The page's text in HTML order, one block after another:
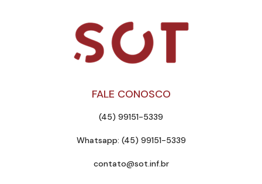
FALE CONOSCO
(45) 99151-5339
Whatsapp: (45) 99151-5339
contato@sot.inf.br